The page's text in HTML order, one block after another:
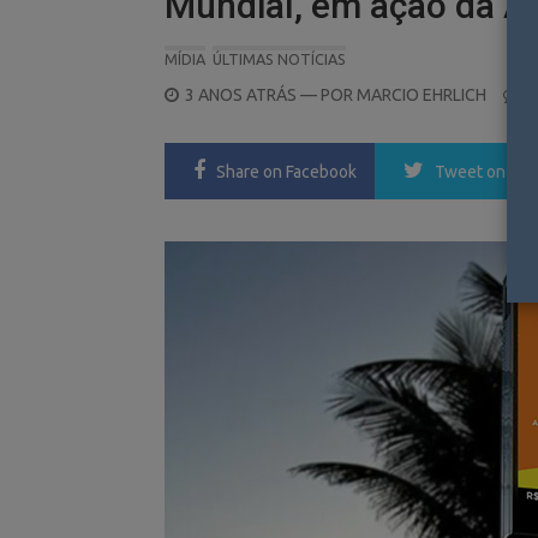
MÍDIA ÚLTIMAS NOTÍCIAS
POSTED
3 ANOS ATRÁS — POR MARCIO EHRLICH
Share on Facebook Tweet on